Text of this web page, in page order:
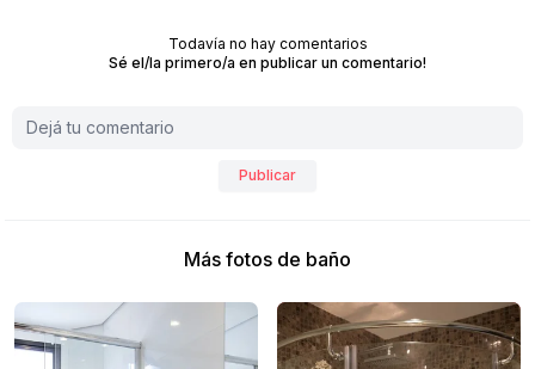
Todavía no hay comentarios
Sé el/la primero/a en publicar un comentario!
Publicar
Más fotos de baño